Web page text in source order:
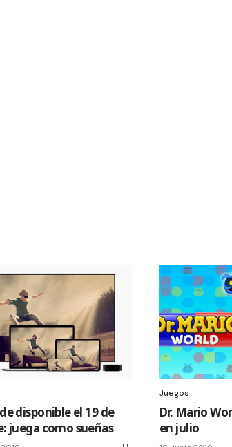
disponible el 19 de
juega como sueñas
Juegos
Dr. Mario
en julio